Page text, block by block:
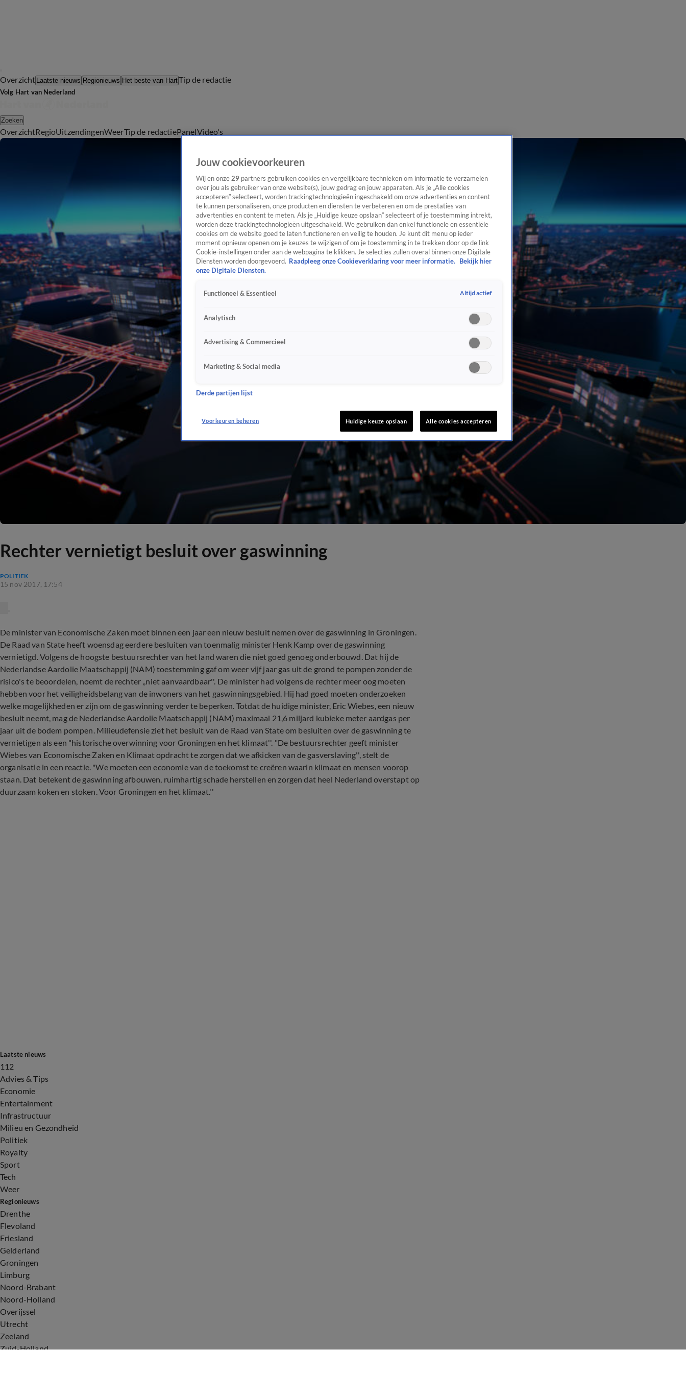
Overzicht Laatste nieuws Regionieuws Het beste van HartTip de redactie
Volg Hart van Nederland
Zoeken
OverzichtRegioUitzendingenWeerTip de redactiePanelVideo's
Rechter vernietigt besluit over gaswinning
POLITIEK
15 nov 2017, 17:54
De minister van Economische Zaken moet binnen een jaar een nieuw besluit nemen over de gaswinning in Groningen.
De Raad van State heeft woensdag eerdere besluiten van toenmalig minister Henk Kamp over de gaswinning
vernietigd. Volgens de hoogste bestuursrechter van het land waren die niet goed genoeg onderbouwd. Dat hij de
Nederlandse Aardolie Maatschappij (NAM) toestemming gaf om weer vijf jaar gas uit de grond te pompen zonder de
risico's te beoordelen, noemt de rechter ,,niet aanvaardbaar''. De minister had volgens de rechter meer oog moeten
hebben voor het veiligheidsbelang van de inwoners van het gaswinningsgebied. Hij had goed moeten onderzoeken
welke mogelijkheden er zijn om de gaswinning verder te beperken. Totdat de huidige minister, Eric Wiebes, een nieuw
besluit neemt, mag de Nederlandse Aardolie Maatschappij (NAM) maximaal 21,6 miljard kubieke meter aardgas per
jaar uit de bodem pompen. Milieudefensie ziet het besluit van de Raad van State om besluiten over de gaswinning te
vernietigen als een "historische overwinning voor Groningen en het klimaat''. "De bestuursrechter geeft minister
Wiebes van Economische Zaken en Klimaat opdracht te zorgen dat we afkicken van de gasverslaving'', stelt de
organisatie in een reactie. "We moeten een economie van de toekomst te creëren waarin klimaat en mensen voorop
staan. Dat betekent de gaswinning afbouwen, ruimhartig schade herstellen en zorgen dat heel Nederland overstapt op
duurzaam koken en stoken. Voor Groningen en het klimaat.''
Laatste nieuws
112
Advies & Tips
Economie
Entertainment
Infrastructuur
Milieu en Gezondheid
Politiek
Royalty
Sport
Tech
Weer
Regionieuws
Drenthe
Flevoland
Friesland
Gelderland
Groningen
Limburg
Noord-Brabant
Noord-Holland
Overijssel
Utrecht
Zeeland
Zuid-Holland
Jouw cookievoorkeuren
Wij en onze 29 partners gebruiken cookies en vergelijkbare technieken om informatie te verzamelen
over jou als gebruiker van onze website(s), jouw gedrag en jouw apparaten. Als je „Alle cookies
accepteren” selecteert, worden trackingtechnologieën ingeschakeld om onze advertenties en content
te kunnen personaliseren, onze producten en diensten te verbeteren en om de prestaties van
advertenties en content te meten. Als je „Huidige keuze opslaan” selecteert of je toestemming intrekt,
worden deze trackingtechnologieën uitgeschakeld. We gebruiken dan enkel functionele en essentiële
cookies om de website goed te laten functioneren en veilig te houden. Je kunt dit menu op ieder
moment opnieuw openen om je keuzes te wijzigen of om je toestemming in te trekken door op de link
Cookie-instellingen onder aan de webpagina te klikken. Je selecties zullen overal binnen onze Digitale
Diensten worden doorgevoerd. Raadpleeg onze Cookieverklaring voor meer informatie.
Bekijk hier
onze Digitale Diensten.
Functioneel & Essentieel Altijd actief
Analytisch
Advertising & Commercieel
Marketing & Social media
Derde partijen lijst
Voorkeuren beheren Huidige keuze opslaan Alle cookies accepteren